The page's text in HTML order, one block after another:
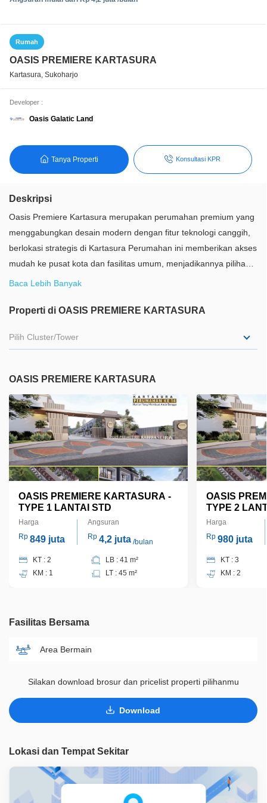
Rumah
OASIS PREMIERE KARTASURA
Kartasura, Sukoharjo
Developer :
Oasis Galatic Land
Tanya Properti Konsultasi KPR
Deskripsi
Oasis Premiere Kartasura merupakan perumahan premium yang
menggabungkan desain modern dengan fitur teknologi canggih,
berlokasi strategis di Kartasura Perumahan ini memberikan akses
mudah ke pusat kota dan fasilitas umum, menjadikannya pilihan
tepat untuk mereka yang mencari kenyamanan dan kemudahan
cepat ke pusat kota Jalan utama lebar dan infrastruktur
minimalis modern yang stylish Smart home system untuk efisiensi
Baca Lebih Banyak
Properti di OASIS PREMIERE KARTASURA
Pilih Cluster/Tower
OASIS PREMIERE KARTASURA
OASIS PREMIERE KARTASURA -
TYPE 1 LANTAI STD
Harga
Rp 849 juta
Angsuran
Rp 4,2 juta/bulan
KT : 2
KM : 1
LB : 41 m²
LT : 45 m²
OASIS
TYPE 2
Harga
Rp 980 juta
KT : 3
KM : 2
Fasilitas Bersama
Area Bermain
Silakan download brosur dan pricelist properti pilihanmu
Download
Lokasi dan Tempat Sekitar